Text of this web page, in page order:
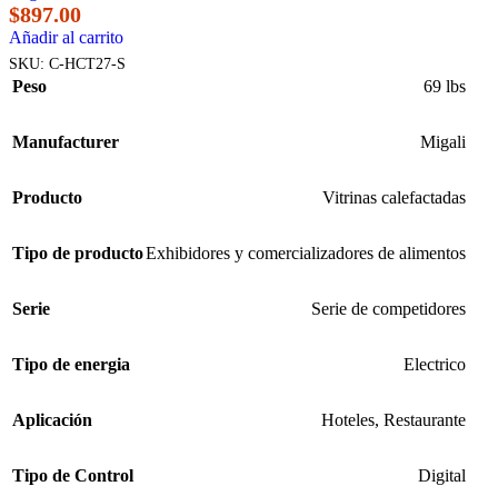
$897.00
Añadir al carrito
SKU: C-HCT27-S
Peso 69 lbs
Manufacturer Migali
Producto Vitrinas calefactadas
Tipo de productoExhibidores y comercializadores de alimentos
Serie Serie de competidores
Tipo de energia Electrico
Aplicación Hoteles, Restaurante
Tipo de Control Digital